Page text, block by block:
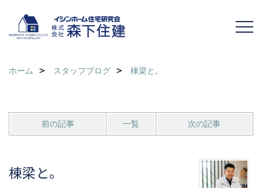
ホーム スタッフブログ 棟梁と。
前の記事 一覧 次の記事
棟梁と。